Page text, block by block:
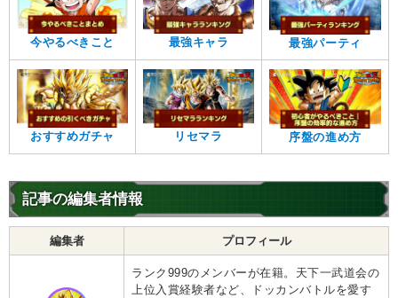
今やるべきこと 最強キャラ 最強パーティ
おすすめガチャ リセマラ 序盤の進め方
記事の編集者情報
編集者 プロフィール
ランク999のメンバーが在籍。天下一武道会の
上位入賞経験者など、ドッカンバトルを愛す